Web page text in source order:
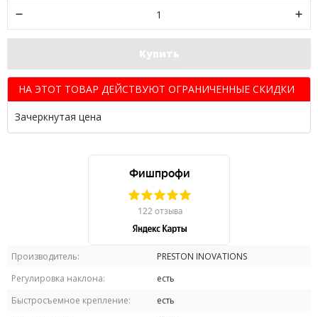
Производитель:
PRESTON INOVATIONS
Регулировка наклона:
есть
Быстросъемное крепление:
есть
Купить
НА ЭТОТ ТОВАР ДЕЙСТВУЮТ ОГРАНИЧЕННЫЕ СКИДКИ
Зачеркнутая цена